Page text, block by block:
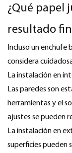
¿Qué papel
resultado
Incluso un enchufe
considera
La instalación en
Las paredes son
herramientas y el
ajustes se pueden
La instalación en
superficies pueden